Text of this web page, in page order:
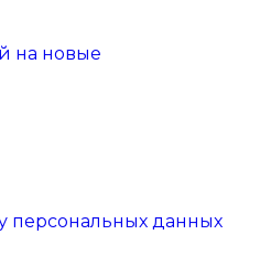
на новые
персональных данных